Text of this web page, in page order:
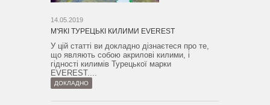
14.05.2019
М'ЯКІ ТУРЕЦЬКІ КИЛИМИ EVEREST
У цій статті ви докладно дізнаєтеся про те,
що являють собою акрилові килими, і
гідності килимів Турецької марки
EVEREST....
ДОКЛАДНО